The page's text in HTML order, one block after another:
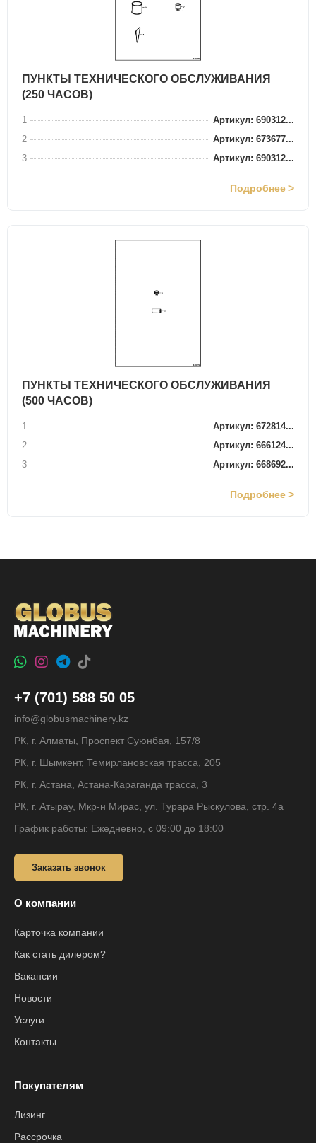
ПУНКТЫ ТЕХНИЧЕСКОГО ОБСЛУЖИВАНИЯ
(250 ЧАСОВ)
1
Артикул: 690312...
2
Артикул: 673677...
3
Артикул: 690312...
Подробнее >
ПУНКТЫ ТЕХНИЧЕСКОГО ОБСЛУЖИВАНИЯ
(500 ЧАСОВ)
1
Артикул: 672814...
2
Артикул: 666124...
3
Артикул: 668692...
Подробнее >
+7 (701) 588 50 05
info@globusmachinery.kz
РК, г. Алматы, Проспект Суюнбая, 157/8
РК, г. Шымкент, Темирлановская трасса, 205
РК, г. Астана, Астана-Караганда трасса, 3
РК, г. Атырау, Мкр-н Мирас, ул. Турара Рыскулова, стр. 4а
График работы: Ежедневно, с 09:00 до 18:00
Заказать звонок
О компании
Карточка компании
Как стать дилером?
Вакансии
Новости
Услуги
Контакты
Покупателям
Лизинг
Рассрочка